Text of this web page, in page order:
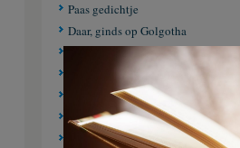
Paas gedichtje
Daar, ginds op Golgotha
Gedichtje over god
Verbond van geboorte tot dood
Het verre land
Als de wind niet meer is
Een dag die komt